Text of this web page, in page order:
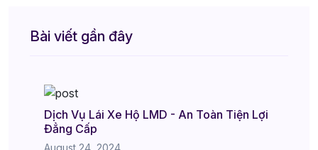
Bài viết gần đây
Dịch Vụ Lái Xe Hộ LMD - An Toàn Tiện Lợi
Đẳng Cấp
August 24, 2024